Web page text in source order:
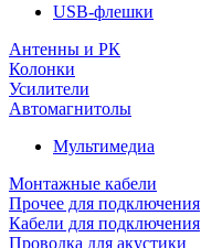
USB-флешки
Антенны и РК
Колонки
Усилители
Автомагнитолы
Мультимедиа
Монтажные кабели
Прочее для подключения
Кабели для подключения
Проводка для акустики